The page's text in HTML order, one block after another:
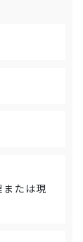
または現